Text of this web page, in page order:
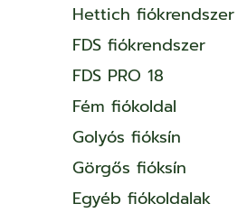
Hettich fiókrendszer
FDS fiókrendszer
FDS PRO 18
Fém fiókoldal
Golyós fióksín
Görgős fióksín
Egyéb fiókoldalak